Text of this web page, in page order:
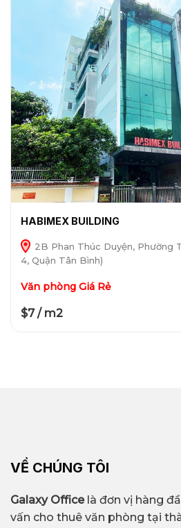
HABIMEX BUILDING
2B Phan Thúc Duyện, Phường
4, Quận Tân Bình)
Văn phòng Giá Rẻ
$7 / m2
VỀ CHÚNG TÔI
Galaxy Officelà đơn vị hàng
vấn cho thuê văn phòng tại